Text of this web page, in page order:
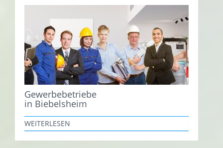
Gewerbebetriebe
in Biebelsheim
WEITERLESEN